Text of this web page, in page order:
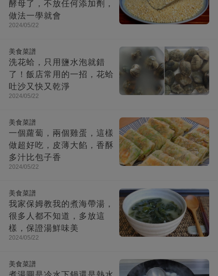
酵母了，不放任何添加劑，
做法一學就會
2024/05/22
美食菜譜
洗花蛤，只用鹽水泡就錯
了！飯店常用的一招，花蛤
吐沙又快又乾淨
2024/05/22
美食菜譜
一個蘿蔔，兩個雞蛋，這樣
做超好吃，皮薄大餡，香酥
多汁比包子香
2024/05/22
美食菜譜
我家保姆教我的煮海帶湯，
很多人都不知道，多放這
樣，保證湯鮮味美
2024/05/22
美食菜譜